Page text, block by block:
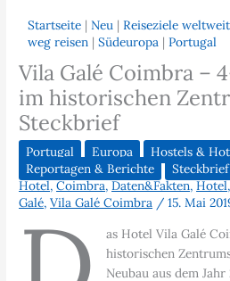
Startseite |Neu |Reiseziele weltweit
weg reisen |Südeuropa |Portugal
Vila Galé Coimbra –
im historischen
Steckbrief
Portugal Europa
Hostels &
Reportagen & Berichte
Steckbrief
Hotel,Coimbra,Daten&Fakten,Hotel
Galé,Vila Galé Coimbra /15. Mai
as Hotel Vila Galé
historischen
Neubau aus dem